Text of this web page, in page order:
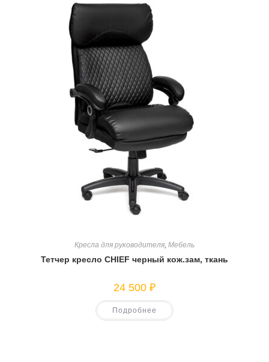
Кресла для руководителя, Мебель
Тетчер кресло CHIEF черный кож.зам, ткань
24 500 ₽
Подробнее